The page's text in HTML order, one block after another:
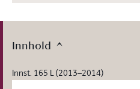
Innhold
Innst. 165 L (2013–2014)